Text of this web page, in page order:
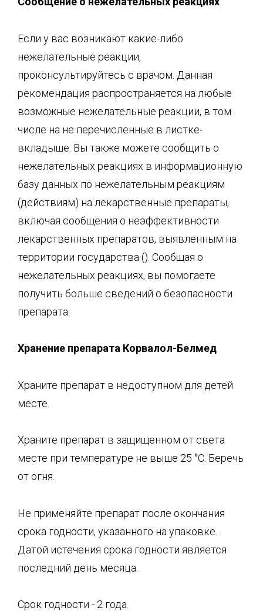
Если у вас возникают какие-либо
нежелательные реакции,
проконсультируйтесь с врачом. Данная
рекомендация распространяется на любые
возможные нежелательные реакции, в том
числе на не перечисленные в листке-
вкладыше. Вы также можете сообщить о
нежелательных реакциях в информационную
базу данных по нежелательным реакциям
(действиям) на лекарственные препараты,
включая сообщения о неэффективности
лекарственных препаратов, выявленным на
территории государства (). Сообщая о
нежелательных реакциях, вы помогаете
получить больше сведений о безопасности
препарата.
Хранение препарата Корвалол-Белмед
Храните препарат в недоступном для детей
месте.
Храните препарат в защищенном от света
месте при температуре не выше 25 °C. Беречь
от огня.
Не применяйте препарат после окончания
срока годности, указанного на упаковке.
Датой истечения срока годности является
последний день месяца.
Срок годности - 2 года.